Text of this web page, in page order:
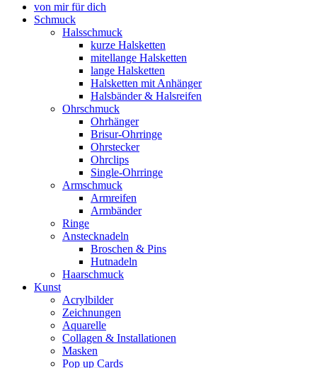
von mir für dich
Schmuck
Halsschmuck
kurze Halsketten
mitellange Halsketten
lange Halsketten
Halsketten mit Anhänger
Halsbänder & Halsreifen
Ohrschmuck
Ohrhänger
Brisur-Ohrringe
Ohrstecker
Ohrclips
Single-Ohrringe
Armschmuck
Armreifen
Armbänder
Ringe
Anstecknadeln
Broschen & Pins
Hutnadeln
Haarschmuck
Kunst
Acrylbilder
Zeichnungen
Aquarelle
Collagen & Installationen
Masken
Pop up Cards